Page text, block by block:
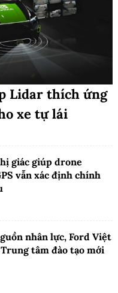
Lidar thích ứng
xe tự lái
giác giúp drone
vẫn xác định chính
nhân lực, Ford Việt
tâm đào tạo mới